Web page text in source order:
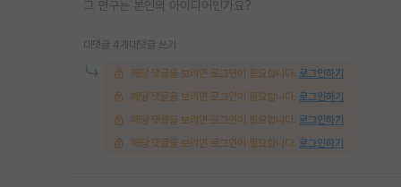
그 연구는 본인의 아이디어인가요?
대댓글 4개 대댓글 쓰기
해당 댓글을 보려면 로그인이 필요합니다. 로그인하기
해당 댓글을 보려면 로그인이 필요합니다. 로그인하기
해당 댓글을 보려면 로그인이 필요합니다. 로그인하기
해당 댓글을 보려면 로그인이 필요합니다. 로그인하기